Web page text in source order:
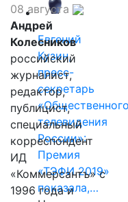
Евгений
Кузин,
пресс-
секретарь
«Общественного
телевидения
России»:
Премия
«ТЭФИ 2019»
показала,…
08 августа
Андрей
Колесников
российский
журналист,
редактор,
публицист,
специальный
корреспондент
ИД
«Коммерсантъ» с
1996 года и